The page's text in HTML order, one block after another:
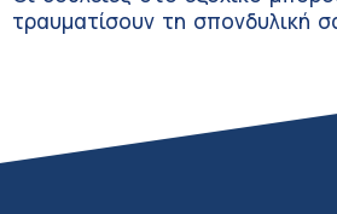
τραυματίσουν τη σπονδυλική